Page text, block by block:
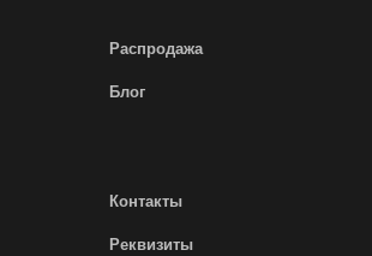
Распродажа
Блог
Контакты
Реквизиты